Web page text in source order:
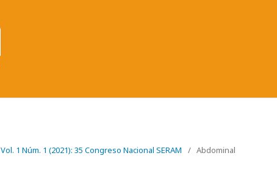
Vol. 1 Núm. 1 (2021): 35 Congreso Nacional SERAM / Abdominal